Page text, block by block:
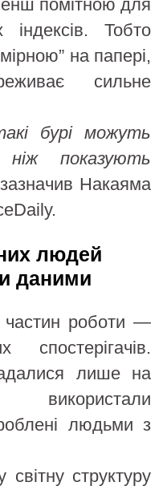
помітною для
індексів. Тобто
на папері,
сильне
бурі можуть
показують
Накаяма
людей
даними
частин роботи —
спостерігачів.
лише на
використали
людьми з
структуру